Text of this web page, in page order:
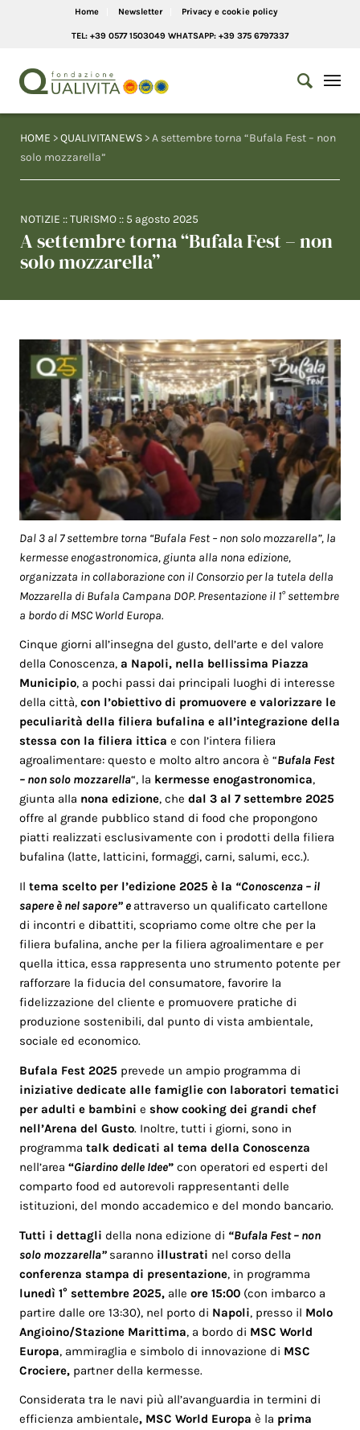
Home Newsletter Privacy e cookie policy
TEL: +39 0577 1503049 WHATSAPP: +39 375 6797337
HOME >QUALIVITANEWS > A settembre torna “Bufala Fest – non
solo mozzarella”
NOTIZIE ::TURISMO :: 5 agosto 2025
A settembre torna “Bufala Fest – non
solo mozzarella”
Dal 3 al 7 settembre torna “Bufala Fest – non solo mozzarella”, la
kermesse enogastronomica, giunta alla nona edizione,
organizzata in collaborazione con il Consorzio per la tutela della
Mozzarella di Bufala Campana DOP. Presentazione il 1° settembre
a bordo di MSC World Europa.
Cinque giorni all’insegna del gusto, dell’arte e del valore
della Conoscenza,a Napoli, nella bellissima Piazza
Municipio, a pochi passi dai principali luoghi di interesse
della città,con l’obiettivo di promuovere e valorizzare le
peculiarità della filiera bufalina e all’integrazione della
stessa con la filiera itticae con l’intera filiera
agroalimentare: questo e molto altro ancora è “Bufala Fest
– non solo mozzarella“, la kermesse enogastronomica,
giunta alla nona edizione, chedal 3 al 7 settembre 2025
offre al grande pubblico stand di food che propongono
piatti realizzati esclusivamente con i prodotti della filiera
bufalina (latte, latticini, formaggi, carni, salumi, ecc.).
Iltema scelto per l’edizione 2025 è la “Conoscenza – il
sapere è nel sapore” e attraverso un qualificato cartellone
di incontri e dibattiti, scopriamo come oltre che per la
filiera bufalina, anche per la filiera agroalimentare e per
quella ittica, essa rappresenta uno strumento potente per
rafforzare la fiducia del consumatore, favorire la
fidelizzazione del cliente e promuovere pratiche di
produzione sostenibili, dal punto di vista ambientale,
sociale ed economico.
Bufala Fest 2025 prevede un ampio programma di
iniziative dedicate alle famiglie con laboratori tematici
per adulti e bambinieshow cooking dei grandi chef
nell’Arena del Gusto. Inoltre, tutti i giorni, sono in
programmatalk dedicati al tema della Conoscenza
nell’area“Giardino delle Idee”con operatori ed esperti del
comparto food ed autorevoli rappresentanti delle
istituzioni, del mondo accademico e del mondo bancario.
Tutti i dettagli della nona edizione di “Bufala Fest – non
solo mozzarella” saranno illustrati nel corso della
conferenza stampa di presentazione, in programma
lunedì 1° settembre 2025, alleore 15:00 (con imbarco a
partire dalle ore 13:30), nel porto di Napoli, presso il Molo
Angioino/Stazione Marittima, a bordo di MSC World
Europa, ammiraglia e simbolo di innovazione di MSC
Crociere, partner della kermesse.
Considerata tra le navi più all’avanguardia in termini di
efficienza ambientale, MSC World Europaè la prima